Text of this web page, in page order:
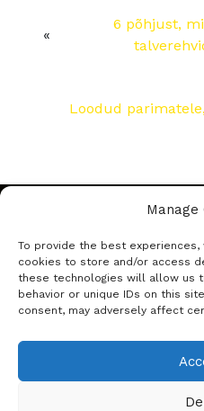
Manage
To provide the best
cookies to store and/or access
these technologies will allow us
behavior or unique IDs on this
consent, may adversely affect
«
6 põhjust,
Loodud
Latakko OÜ
Aadress: Kesk-Ameerika 7-1,
Reg. no.: 11921909
E-post: info@latakko.ee